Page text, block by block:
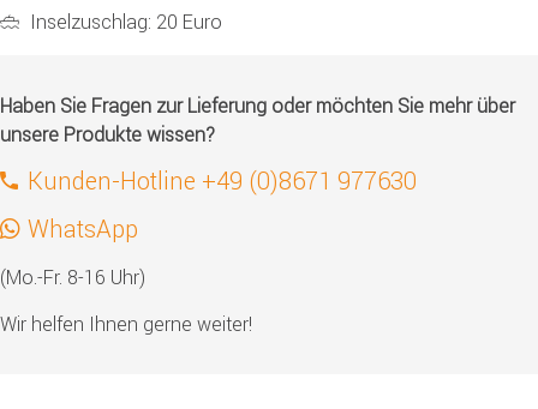
Inselzuschlag: 20 Euro
Haben Sie Fragen zur Lieferung oder möchten Sie mehr über
unsere Produkte wissen?
Kunden-Hotline +49 (0)8671 977630
WhatsApp
(Mo.-Fr. 8-16 Uhr)
Wir helfen Ihnen gerne weiter!